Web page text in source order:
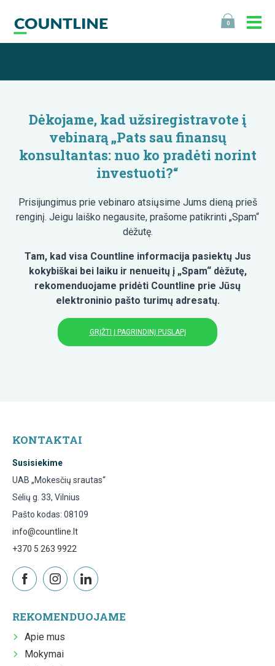
0
Dėkojame, kad užsiregistravote į
vebinarą „Pats sau finansų
konsultantas: nuo ko pradėti norint
investuoti?“
Prisijungimus prie vebinaro atsiųsime Jums dieną prieš
renginį. Jeigu laiško negausite, prašome patikrinti „Spam“
dėžutę.
Tam, kad visa Countline informacija pasiektų Jus
kokybiškai bei laiku ir nenueitų į „Spam“ dėžutę,
rekomenduojame pridėti Countline prie Jūsų
elektroninio pašto turimų adresatų.
GRĮŽTI Į PAGRINDINĮ PUSLAPĮ
KONTAKTAI
Susisiekime
UAB „Mokesčių srautas“
Sėlių g. 33, Vilnius
Pašto kodas: 08109
info@countline.lt
+370 5 263 9922
REKOMENDUOJAME
Apie mus
Mokymai